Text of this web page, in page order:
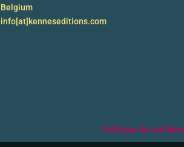
Belgium
info[at]kenneseditions.com
Politique de